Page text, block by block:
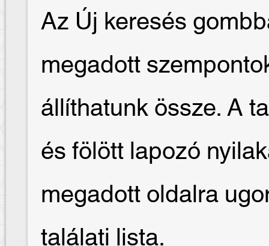
Az Új keresés
megadott
állíthatunk össze. A
és fölött lapozó
megadott oldalra